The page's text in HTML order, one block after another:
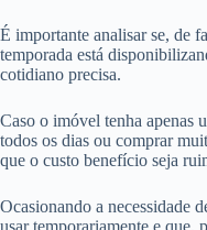
É importante analisar se, de
temporada está
cotidiano precisa.
Caso o imóvel tenha apenas
todos os dias ou comprar
que o custo benefício seja
Ocasionando a necessidade